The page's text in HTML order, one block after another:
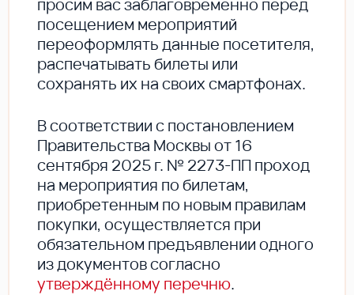
просим вас заблаговременно перед
посещением мероприятий
переоформлять данные посетителя,
распечатывать билеты или
сохранять их на своих смартфонах.
В соответствии с постановлением
Правительства Москвы от 16
сентября 2025 г. № 2273-ПП проход
на мероприятия по билетам,
приобретенным по новым правилам
покупки, осуществляется при
обязательном предъявлении одного
из документов согласно
утверждённому перечню.